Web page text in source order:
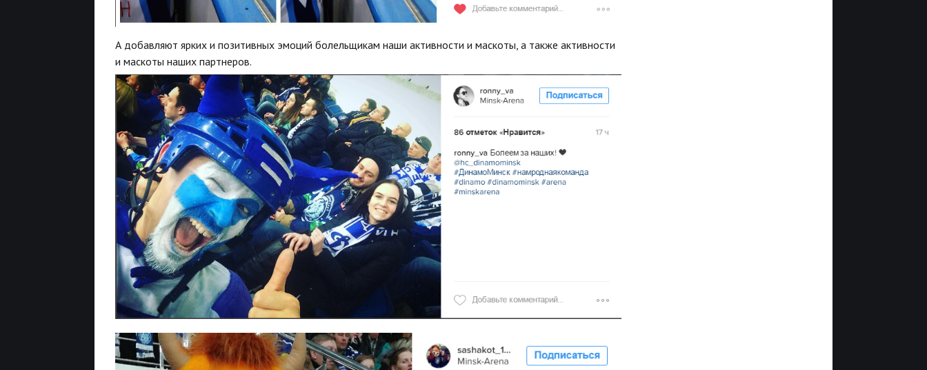
А добавляют ярких и позитивных эмоций болельщикам наши активности и маскоты, а также активности
и маскоты наших партнеров.